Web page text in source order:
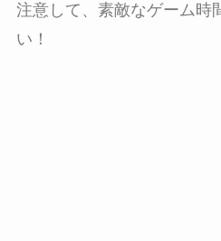
注意して、素敵なゲーム時
い！